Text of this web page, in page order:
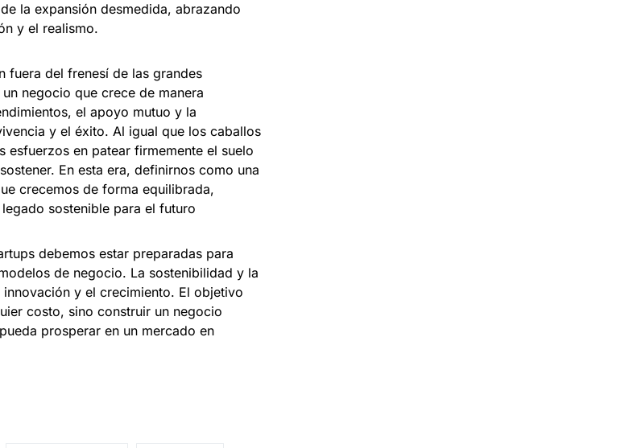
la expansión desmedida, abrazando
y el realismo.
fuera del frenesí de las grandes
negocio que crece de manera
el apoyo mutuo y la
y el éxito. Al igual que los caballos
esfuerzos en patear firmemente el suelo
En esta era, definirnos como una
crecemos de forma equilibrada,
sostenible para el futuro
debemos estar preparadas para
de negocio. La sostenibilidad y la
y el crecimiento. El objetivo
costo, sino construir un negocio
prosperar en un mercado en